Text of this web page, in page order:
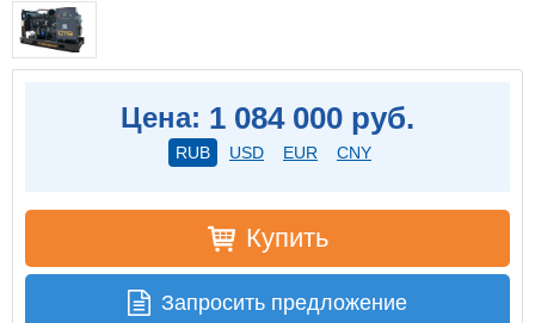
Цена: 1 084 000 руб.
RUB USD EUR CNY
Купить
Запросить предложение